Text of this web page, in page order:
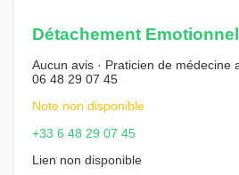
Détachement
Aucun avis · Praticien de médecine
06 48 29 07 45
Note non disponible
+33 6 48 29 07 45
Lien non disponible